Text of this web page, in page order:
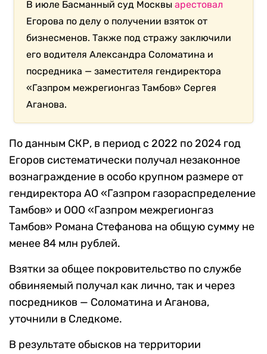
В июле Басманный суд Москвыарестовал
Егорова по делу о получении взяток от
бизнесменов. Также под стражу заключили
его водителя Александра Соломатина и
посредника — заместителя гендиректора
«Газпром межрегионгаз Тамбов» Сергея
Аганова.
По данным СКР, в период с 2022 по 2024 год
Егоров систематически получал незаконное
вознаграждение в особо крупном размере от
гендиректора АО «Газпром газораспределение
Тамбов» и ООО «Газпром межрегионгаз
Тамбов» Романа Стефанова на общую сумму не
менее 84 млн рублей.
Взятки за общее покровительство по службе
обвиняемый получал как лично, так и через
посредников — Соломатина и Аганова,
уточнили в Следкоме.
В результате обысков на территории